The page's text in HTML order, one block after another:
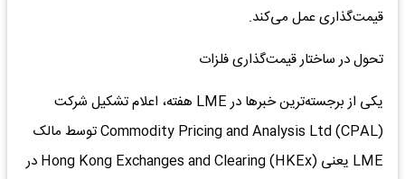
قیمت‌گذاری عمل می‌کند.
تحول در ساختار قیمت‌گذاری فلزات
یکی از برجسته‌ترین خبرها در LME هفته، اعلام تشکیل شرکت
Commodity Pricing and Analysis Ltd (CPAL) توسط مالک
LME یعنی Hong Kong Exchanges and Clearing (HKEx) در